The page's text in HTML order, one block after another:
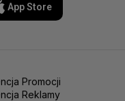
App Store
Promocji
Reklamy